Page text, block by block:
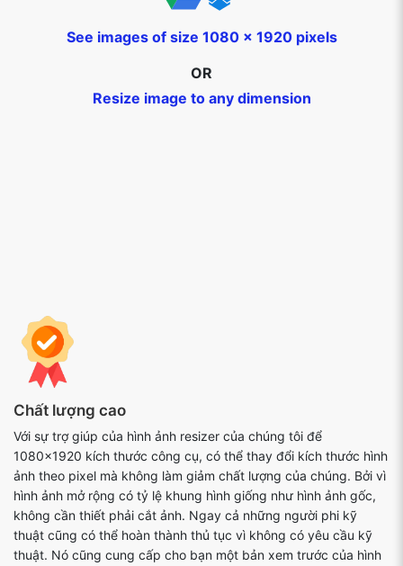
See images of size 1080 x 1920 pixels
OR
Resize image to any dimension
Chất lượng cao
Với sự trợ giúp của hình ảnh resizer của chúng tôi để
1080x1920 kích thước công cụ, có thể thay đổi kích thước hình
ảnh theo pixel mà không làm giảm chất lượng của chúng. Bởi vì
hình ảnh mở rộng có tỷ lệ khung hình giống như hình ảnh gốc,
không cần thiết phải cắt ảnh. Ngay cả những người phi kỹ
thuật cũng có thể hoàn thành thủ tục vì không có yêu cầu kỹ
thuật. Nó cũng cung cấp cho bạn một bản xem trước của hình